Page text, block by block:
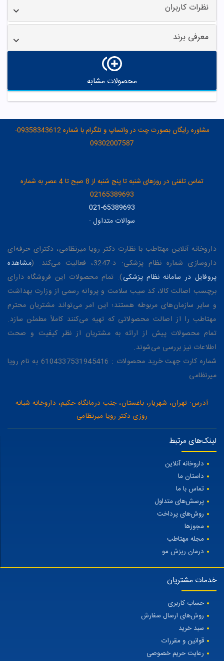
نظرات کاربران
معرفی برند
محصولات مشابه
مشاوره رایگان بصورت چت در واتساپ و تلگرام با شماره 09358343612-
09302007587
تماس تلفنی در روزهای شنبه تا پنج شنبه از 8 صبح تا 4 عصر به شماره
02165389693
021-65389693
سوالات متداول-
داروخانه آنلاین مهتاطب با نظارت دکتر رویا میرنظامی، دکترای حرفه‌ای
داروسازی شماره نظام پزشکی: د-3247، فعالیت می‌کند. (
مشاهده
پروفایل در سامانه نظام پزشکی). تمام محصولات این فروشگاه دارای
برچسب اصالت کالا، کد سیب سلامت و پروانه رسمی از وزارت بهداشت
و سایر سازمان‌های مربوطه هستند؛ این امر می‌تواند مشتریان محترم
مهتاطب را از اصالت محصولاتی که تهیه می‌کنند کاملاً مطمئن سازد.
تمام محصولات پیش از ارائه به مشتریان از نظر کیفیت و صحت
اطلاعات نیز بررسی می‌شوند.
شماره کارت جهت خرید محصولات : 6104337531945416 به نام رویا
میرنظامی
آدرس: تهران، شهریار، باغستان، جنب درمانگاه حکیم، داروخانه شبانه
روزی دکتر رویا میرنظامی
لینک‌های مرتبط
داروخانه آنلاین
داستان ما
تماس با ما
پرسش‌های متداول
روش‌های پرداخت
مجوزها
مجله مهتاطب
درمان ریزش مو
خدمات مشتریان
حساب کاربری
روش‌های ارسال سفارش
سبد خرید
قوانین و مقررات
رعایت حریم خصوصی